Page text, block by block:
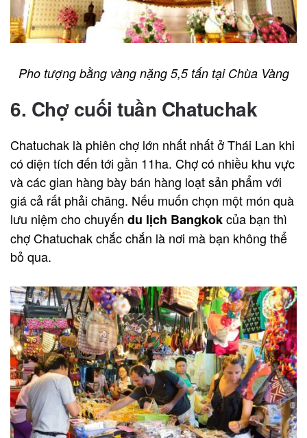
Pho tượng bằng vàng nặng 5,5 tấn tại Chùa Vàng
6. Chợ cuối tuần Chatuchak
Chatuchak là phiên chợ lớn nhất nhất ở Thái Lan khi
có diện tích đến tới gần 11ha. Chợ có nhiều khu vực
và các gian hàng bày bán hàng loạt sản phẩm với
giá cả rất phải chăng. Nếu muốn chọn một món quà
lưu niệm cho chuyến du lịch Bangkokcủa bạn thì
chợ Chatuchak chắc chắn là nơi mà bạn không thể
bỏ qua.